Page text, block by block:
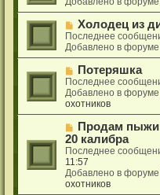
щ
е
н
и
е
о
е
с
о
о
б
щ
е
н
и
е
Н
о
в
о
е
с
о
о
б
щ
е
н
и
е
Холодец из
Последнее
Добавлено в
Н
о
в
о
е
с
о
о
б
щ
е
н
Потеряшка
Последнее
Добавлено в форуме
охотников
Н
о
в
о
е
с
о
Продам пыжи
20 калибра
Последнее
11:57
Добавлено в форуме
охотников